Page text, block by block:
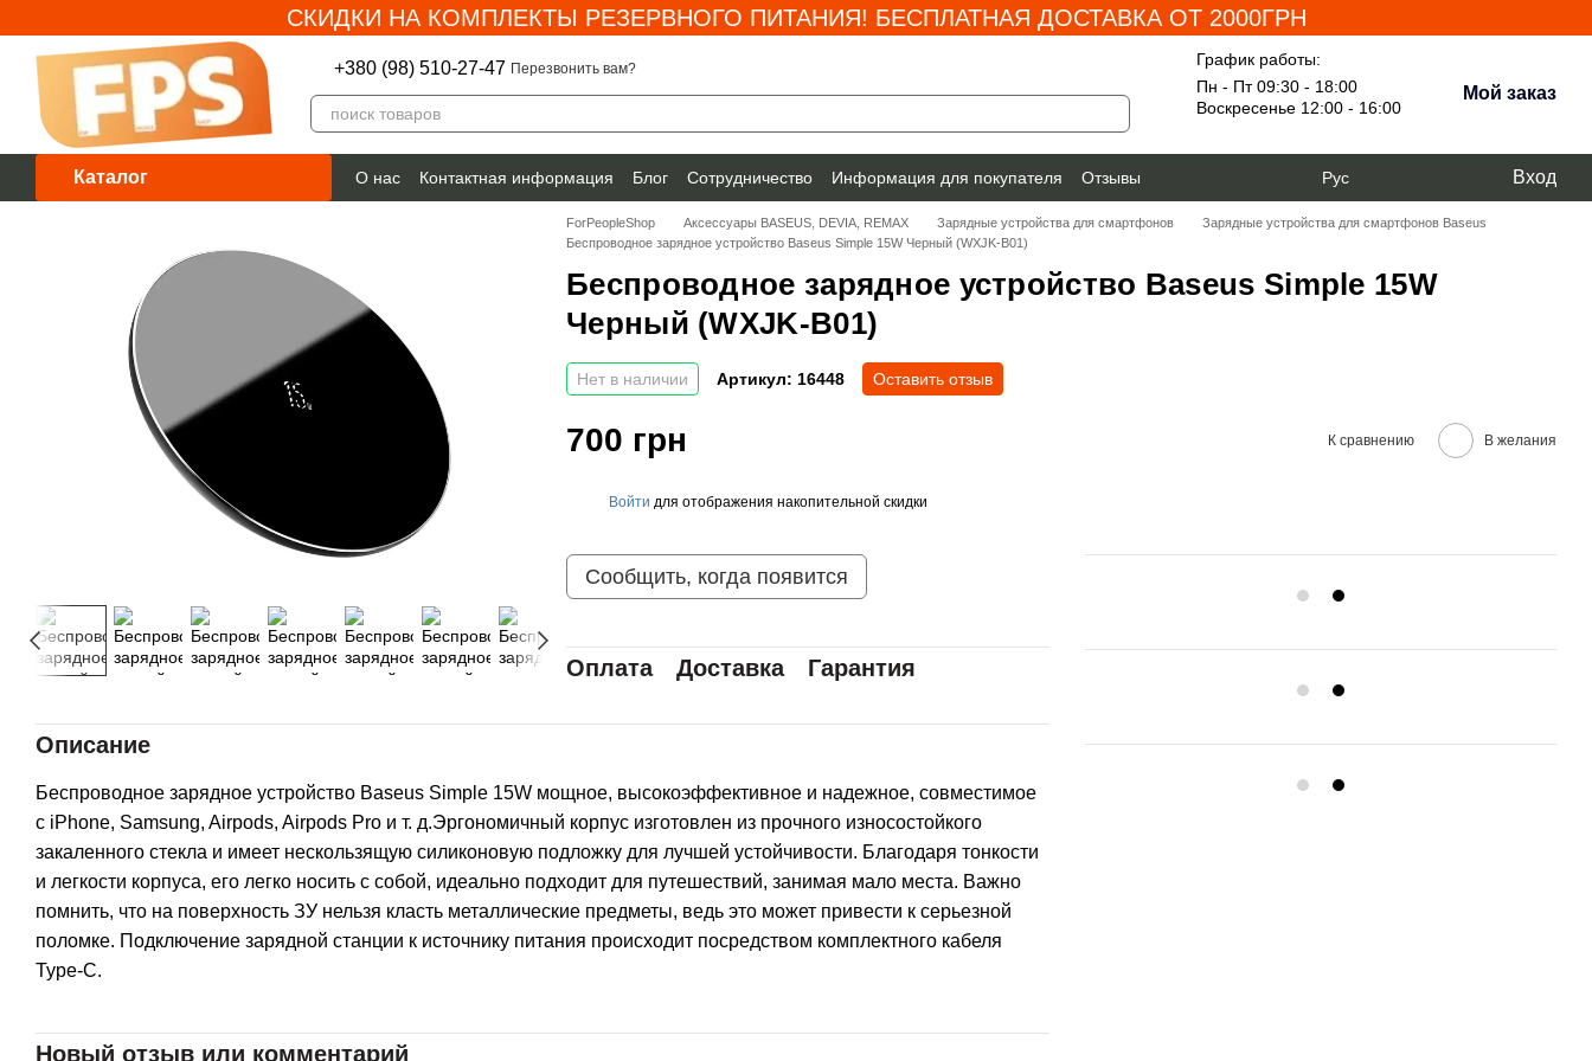
СКИДКИ НА КОМПЛЕКТЫ РЕЗЕРВНОГО ПИТАНИЯ! БЕСПЛАТНАЯ ДОСТАВКА ОТ 2000ГРН
+380 (98) 510-27-47 Перезвонить вам?
График работы:
Пн - Пт 09:30 - 18:00
Воскресенье 12:00 - 16:00
Мой заказ
Каталог О нас Контактная информация Блог Сотрудничество Информация для покупателя
Отзывы
Гарантия
Рус Вход
ForPeopleShop Аксессуары BASEUS, DEVIA, REMAX Зарядные устройства для смартфонов
Зарядные устройства для смартфонов Baseus
Беспроводное зарядное устройство Baseus Simple 15W Черный (WXJK-B01)
Беспроводное зарядное устройство Baseus Simple 15W
Черный (WXJK-B01)
Нет в наличии Артикул: 16448 Оставить отзыв
700 грн К сравнению В желания
Войти для отображения накопительной скидки
Сообщить, когда появится
Оплата Доставка Гарантия
Описание
Беспроводное зарядное устройство Baseus Simple 15W мощное, высокоэффективное и надежное, совместимое
с iPhone, Samsung, Airpods, Airpods Pro и т. д.Эргономичный корпус изготовлен из прочного износостойкого
закаленного стекла и имеет нескользящую силиконовую подложку для лучшей устойчивости. Благодаря тонкости
и легкости корпуса, его легко носить с собой, идеально подходит для путешествий, занимая мало места. Важно
помнить, что на поверхность ЗУ нельзя класть металлические предметы, ведь это может привести к серьезной
поломке. Подключение зарядной станции к источнику питания происходит посредством комплектного кабеля
Type-C.
Новый отзыв или комментарий